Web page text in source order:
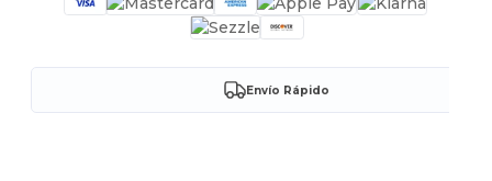
Envío Rápido